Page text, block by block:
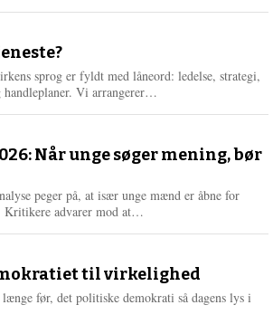
e
r
e
sprog er fyldt med låneord: ledelse, strategi,
handleplaner. Vi arrangerer…
e
Når unge søger mening, bør
peger på, at især unge mænd er åbne for
Kritikere advarer mod at…
e
r
til virkelighed
før, det politiske demokrati så dagens lys i